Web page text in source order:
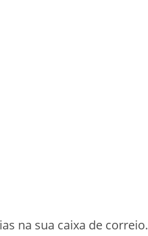
na sua caixa de correio.